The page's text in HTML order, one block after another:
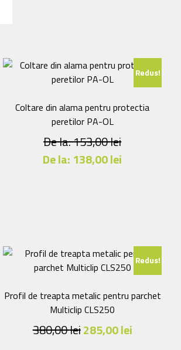
Redus!
Coltare din alama pentru protectia
peretilor PA-OL
De la:153,00lei
De la: 138,00lei
variații.
Opțiunile
fi
alese
pagina
Redus!
Profil de treapta metalic pentru parchet
Multiclip CLS250
380,00lei285,00lei